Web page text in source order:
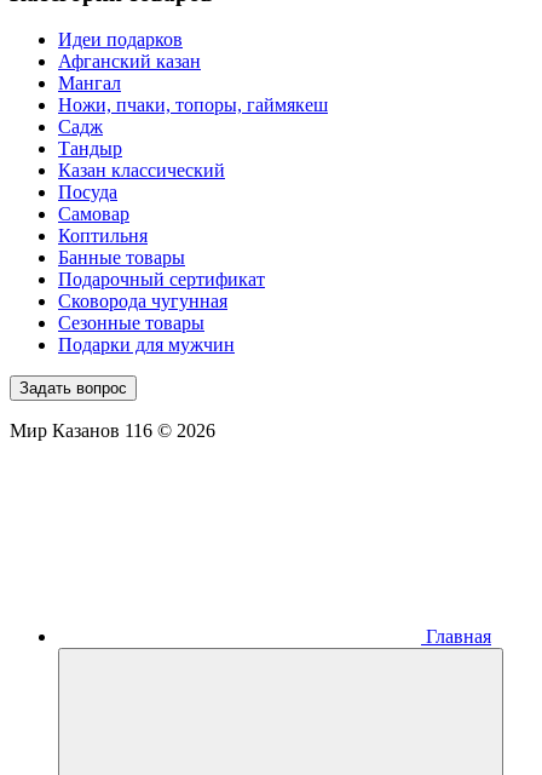
Идеи подарков
Афганский казан
Мангал
Ножи, пчаки, топоры, гаймякеш
Садж
Тандыр
Казан классический
Посуда
Самовар
Коптильня
Банные товары
Подарочный сертификат
Сковорода чугунная
Сезонные товары
Подарки для мужчин
Задать вопрос
Мир Казанов 116 © 2026
Главная